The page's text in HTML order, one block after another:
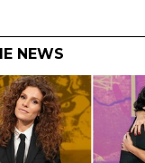
NEWS